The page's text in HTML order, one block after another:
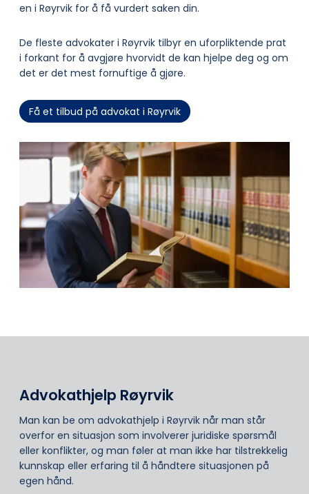
en i Røyrvik for å få vurdert saken din.
De fleste advokater i Røyrvik tilbyr en uforpliktende prat
i forkant for å avgjøre hvorvidt de kan hjelpe deg og om
det er det mest fornuftige å gjøre.
Få et tilbud på advokat i Røyrvik
Advokathjelp Røyrvik
Man kan be om advokathjelp i Røyrvik når man står
overfor en situasjon som involverer juridiske spørsmål
eller konflikter, og man føler at man ikke har tilstrekkelig
kunnskap eller erfaring til å håndtere situasjonen på
egen hånd.